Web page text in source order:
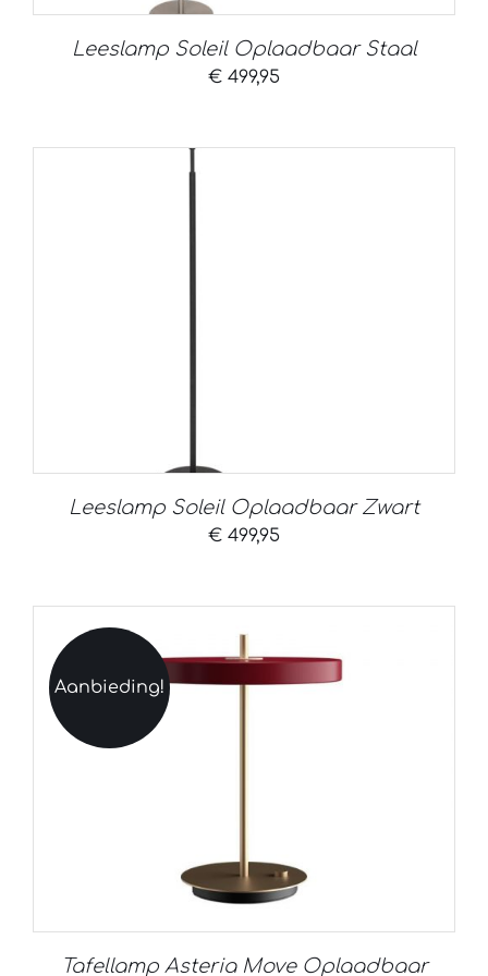
Leeslamp Soleil Oplaadbaar Staal
€ 499,95
Leeslamp Soleil Oplaadbaar Zwart
€ 499,95
Aanbieding!
Tafellamp Asteria Move Oplaadbaar